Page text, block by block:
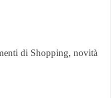
di Shopping, novità